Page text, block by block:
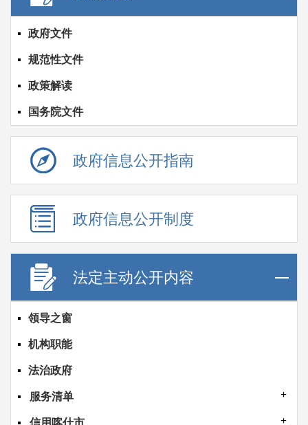
政府文件
规范性文件
政策解读
国务院文件
政府信息公开指南
政府信息公开制度
法定主动公开内容
领导之窗
机构职能
法治政府
服务清单
信用喀什市